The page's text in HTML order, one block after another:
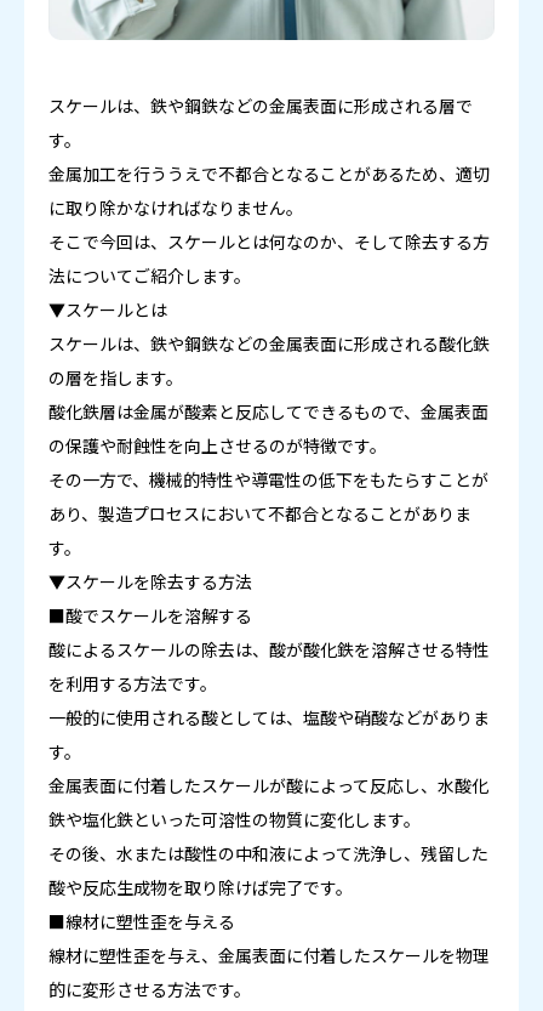
スケールは、鉄や鋼鉄などの金属表面に形成される層で
す。
金属加工を行ううえで不都合となることがあるため、適切
に取り除かなければなりません。
そこで今回は、スケールとは何なのか、そして除去する方
法についてご紹介します。
▼スケールとは
スケールは、鉄や鋼鉄などの金属表面に形成される酸化鉄
の層を指します。
酸化鉄層は金属が酸素と反応してできるもので、金属表面
の保護や耐蝕性を向上させるのが特徴です。
その一方で、機械的特性や導電性の低下をもたらすことが
あり、製造プロセスにおいて不都合となることがありま
す。
▼スケールを除去する方法
■酸でスケールを溶解する
酸によるスケールの除去は、酸が酸化鉄を溶解させる特性
を利用する方法です。
一般的に使用される酸としては、塩酸や硝酸などがありま
す。
金属表面に付着したスケールが酸によって反応し、水酸化
鉄や塩化鉄といった可溶性の物質に変化します。
その後、水または酸性の中和液によって洗浄し、残留した
酸や反応生成物を取り除けば完了です。
■線材に塑性歪を与える
線材に塑性歪を与え、金属表面に付着したスケールを物理
的に変形させる方法です。